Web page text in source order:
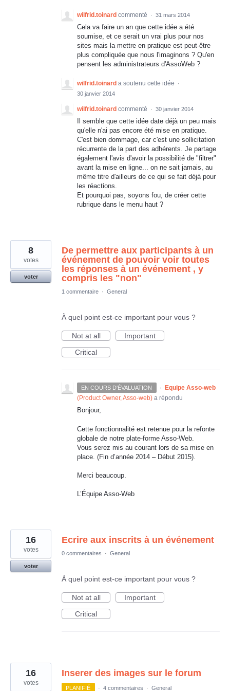
wilfrid.toinard commenté · 31 mars 2014
Cela va faire un an que cette idée a été
soumise, et ce serait un vrai plus pour nos
sites mais la mettre en pratique est peut-être
plus compliquée que nous l'imaginons ? Qu'en
pensent les administrateurs d'AssoWeb ?
wilfrid.toinard a soutenu cette idée ·
30 janvier 2014
wilfrid.toinard commenté · 30 janvier 2014
Il semble que cette idée date déjà un peu mais
qu'elle n'ai pas encore été mise en pratique.
C'est bien dommage, car c'est une sollicitation
récurrente de la part des adhérents. Je partage
également l'avis d'avoir la possibilité de "filtrer"
avant la mise en ligne... on ne sait jamais, au
même titre d'ailleurs de ce qui se fait déjà pour
les réactions.
Et pourquoi pas, soyons fou, de créer cette
rubrique dans le menu haut ?
De permettre aux participants à un
événement de pouvoir voir toutes
les réponses à un événement , y
compris les "non"
8
votes
voter
1 commentaire · General
À quel point est-ce important pour vous ?
Not at all
Important
Critical
EN COURS D'ÉVALUATION ·
Equipe Asso-web
(Product Owner, Asso-web) a répondu
Bonjour,
Cette fonctionnalité est retenue pour la refonte
globale de notre plate-forme Asso-Web.
Vous serez mis au courant lors de sa mise en
place. (Fin d’année 2014 – Début 2015).
Merci beaucoup.
L’Équipe Asso-Web
Ecrire aux inscrits à un événement
16
votes
voter
0 commentaires · General
À quel point est-ce important pour vous ?
Not at all
Important
Critical
Inserer des images sur le forum
16
votes
PLANIFIÉ · 4 commentaires · General